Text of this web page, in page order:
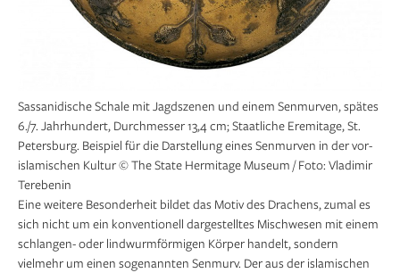
Sassanidische Schale mit Jagdszenen und einem Senmurven, spätes
6./7. Jahrhundert, Durchmesser 13,4 cm; Staatliche Eremitage, St.
Petersburg. Beispiel für die Darstellung eines Senmurven in der vor-
islamischen Kultur © The State Hermitage Museum / Foto: Vladimir
Terebenin
Eine weitere Besonderheit bildet das Motiv des Drachens, zumal es
sich nicht um ein konventionell dargestelltes Mischwesen mit einem
schlangen- oder lindwurmförmigen Körper handelt, sondern
vielmehr um einen sogenannten Senmurv. Der aus der islamischen